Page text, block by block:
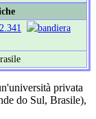
privata
do Sul, Brasile),